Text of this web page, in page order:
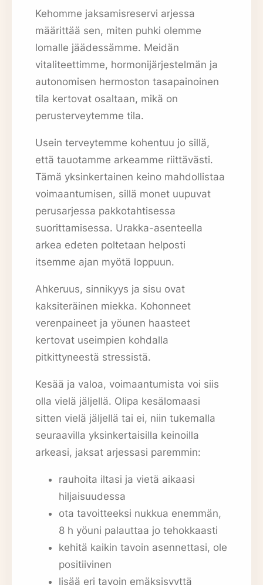
Kehomme jaksamisreservi arjessa
määrittää sen, miten puhki olemme
lomalle jäädessämme. Meidän
vitaliteettimme, hormonijärjestelmän ja
autonomisen hermoston tasapainoinen
tila kertovat osaltaan, mikä on
perusterveytemme tila.
Usein terveytemme kohentuu jo sillä,
että tauotamme arkeamme riittävästi.
Tämä yksinkertainen keino mahdollistaa
voimaantumisen, sillä monet uupuvat
perusarjessa pakkotahtisessa
suorittamisessa. Urakka-asenteella
arkea edeten poltetaan helposti
itsemme ajan myötä loppuun.
Ahkeruus, sinnikyys ja sisu ovat
kaksiteräinen miekka. Kohonneet
verenpaineet ja yöunen haasteet
kertovat useimpien kohdalla
pitkittyneestä stressistä.
Kesää ja valoa, voimaantumista voi siis
olla vielä jäljellä. Olipa kesälomaasi
sitten vielä jäljellä tai ei, niin tukemalla
seuraavilla yksinkertaisilla keinoilla
arkeasi, jaksat arjessasi paremmin:
rauhoita iltasi ja vietä aikaasi
hiljaisuudessa
ota tavoitteeksi nukkua enemmän,
8 h yöuni palauttaa jo tehokkaasti
kehitä kaikin tavoin asennettasi, ole
positiivinen
lisää eri tavoin emäksisyyttä